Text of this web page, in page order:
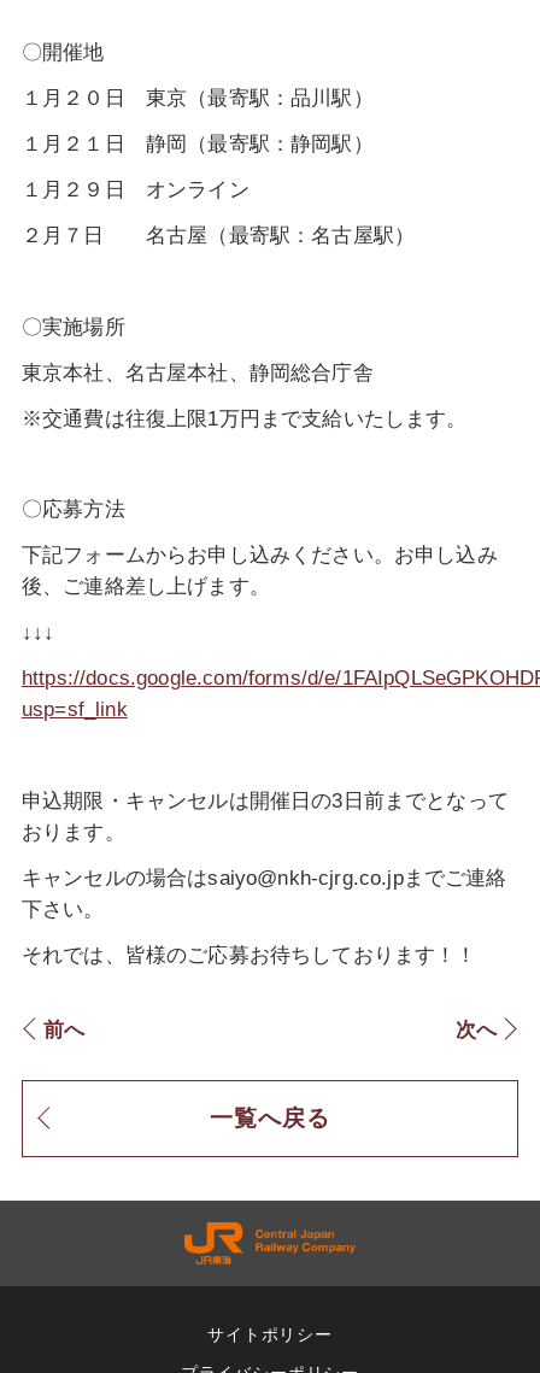
〇開催地
１月２０日 東京（最寄駅：品川駅）
１月２１日 静岡（最寄駅：静岡駅）
１月２９日 オンライン
２月７日 名古屋（最寄駅：名古屋駅）
〇実施場所
東京本社、名古屋本社、 静岡総合庁舎
※交通費は往復上限1万円まで支給いたします。
〇応募方法
下記フォームからお申し込みください。お申し込み
後、ご連絡差し上げます。
↓↓↓
https://docs.google.com/forms/d/e/
usp=sf_link
申込期限・キャンセルは開催日の3日前までとなって
おります。
キャンセルの場合はsaiyo@nkh-cjrg.co.jpまでご連絡
下さい。
それでは、皆様のご応募お待ちしております！！
前へ 次へ
一覧へ戻る
サイトポリシー